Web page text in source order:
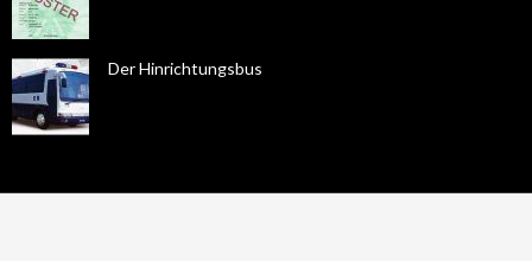
Der Hinrichtungsbus